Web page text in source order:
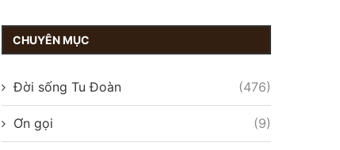
CHUYÊN MỤC
Đời sống Tu Đoàn (476)
Ơn gọi (9)